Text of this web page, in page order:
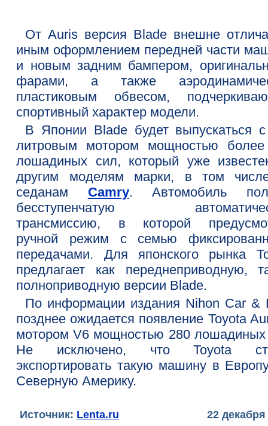
От Auris версия Blade внешне
иным оформлением передней части
и новым задним бампером,
фарами, а также
пластиковым обвесом,
спортивный характер модели.
В Японии Blade будет выпускаться
литровым мотором мощностью
лошадиных сил, который уже
другим моделям марки, в том
седанам Camry. Автомобиль
бесступенчатую
трансмиссию, в которой
ручной режим с семью
передачами. Для японского рынка
предлагает как переднеприводную,
полноприводную версии Blade.
По информации издания Nihon Car &
позднее ожидается появление Toyota
мотором V6 мощностью 280 лошадиных
Не исключено, что Toyota
экспортировать такую машину в
Северную Америку.
Источник: Lenta.ru 22 декабря